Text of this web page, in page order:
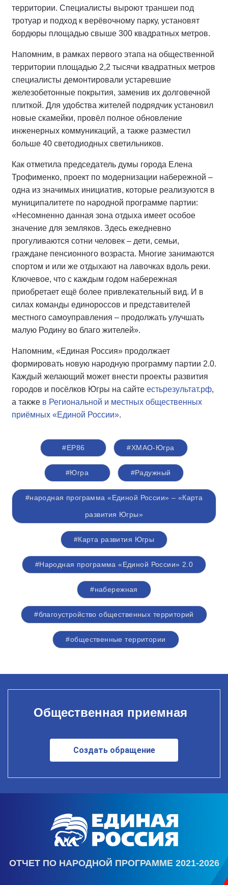
территории. Специалисты выроют траншеи под
тротуар и подход к верёвочному парку, установят
бордюры площадью свыше 300 квадратных метров.
Напомним, в рамках первого этапа на общественной
территории площадью 2,2 тысячи квадратных метров
специалисты демонтировали устаревшие
железобетонные покрытия, заменив их долговечной
плиткой. Для удобства жителей подрядчик установил
новые скамейки, провёл полное обновление
инженерных коммуникаций, а также разместил
больше 40 светодиодных светильников.
Как отметила председатель думы города Елена
Трофименко, проект по модернизации набережной –
одна из значимых инициатив, которые реализуются в
муниципалитете по народной программе партии:
«Несомненно данная зона отдыха имеет особое
значение для земляков. Здесь ежедневно
прогуливаются сотни человек – дети, семьи,
граждане пенсионного возраста. Многие занимаются
спортом и или же отдыхают на лавочках вдоль реки.
Ключевое, что с каждым годом набережная
приобретает ещё более привлекательный вид. И в
силах команды единороссов и представителей
местного самоуправления – продолжать улучшать
малую Родину во благо жителей».
Напомним, «Единая Россия» продолжает
формировать новую народную программу партии 2.0.
Каждый желающий может внести проекты развития
городов и посёлков Югры на сайте естьрезультат.рф,
а также в Региональной и местных общественных
приёмных «Единой России».
#ЕР86 #ХМАО-Югра
#Югра #Радужный
#народная программа «Единой России» – «Карта
развития Югры»
#Карта развития Югры
#Народная программа «Единой России» 2.0
#набережная
#благоустройство общественных территорий
#общественные территории
Общественная приемная
Создать обращение
ОТЧЕТ ПО НАРОДНОЙ ПРОГРАММЕ 2021-2026